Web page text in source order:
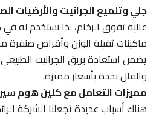
جلي وتلميع الجرانيت والأرضيات
عالية تفوق الرخام، لذا نستخدم له
ماكينات ثقيلة الوزن وأقراص صنفرة
يضمن استعادة بريق الجرانيت الطبيعي
والفلل بجدة بأسعار مميزة.
مميزات التعامل مع كلين هوم
هناك أسباب عديدة تجعلنا الشركة